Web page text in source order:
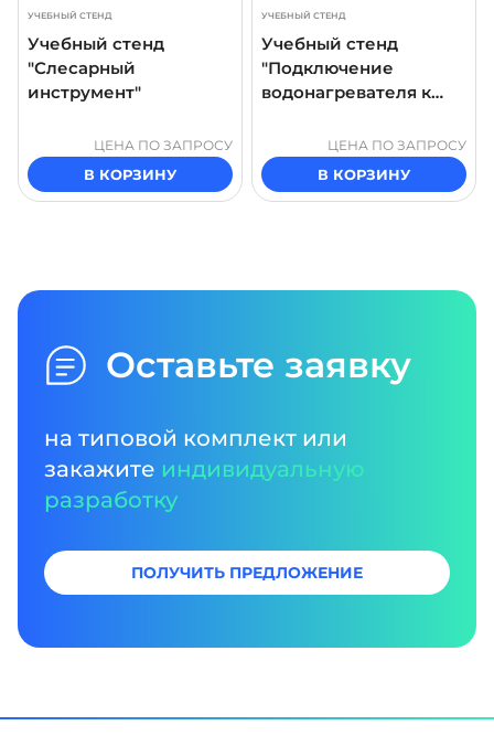
УЧЕБНЫЙ СТЕНД
Учебный стенд
"Слесарный
инструмент"
ЦЕНА ПО ЗАПРОСУ
В КОРЗИНУ
УЧЕБНЫЙ СТЕНД
Учебный стенд
"Подключение
водонагревателя к
водоснабжения"
ЦЕНА ПО ЗАПРОСУ
В КОРЗИНУ
Оставьте заявку
на типовой комплект или
закажите индивидуальную
разработку
ПОЛУЧИТЬ ПРЕДЛОЖЕНИЕ